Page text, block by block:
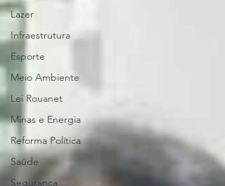
Lazer
Infraestrutura
Esporte
Meio Ambiente
Lei Rouanet
Minas e Energia
Reforma Política
Saúde
Segurança